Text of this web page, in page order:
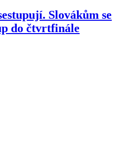
Slovákům se
do čtvrtfinále